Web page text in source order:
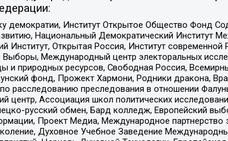
демократии, Институт Открытое Общество Фонд
Национальный Демократический Институт
Институт, Открытая Россия, Институт
Международный центр электоральных
природных ресурсов, Свободная Россия,
фонд, Прожект Хармони, Родники дракона,
расследованию преследования в отношении
центр, Ассоциация школ политических
русский обмен, Бард колледж, Европейский
Проект Медиа, Международное партнерство
Духовное Учебное Заведение